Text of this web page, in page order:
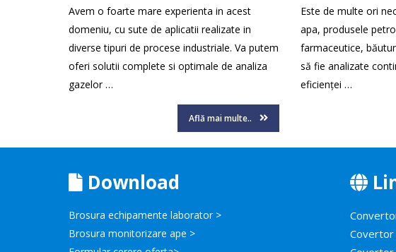
Avem o foarte mare experienta in acest
domeniu, cu sute de aplicatii realizate in
diverse tipuri de procese industriale. Va putem
oferi solutii complete si optimale de analiza
gazelor …
Află mai multe..
Este de multe ori
apa, produsele
farmaceutice,
să fie analizate
eficienței …
Download
Brosura echipamente laborator >
Brosura monitorizare ape >
Covertor